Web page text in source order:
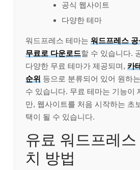
공식 웹사이트
다양한 테마
워드프레스 테마는 워드프레스
무료로 다운로드할 수 있습니다.
다양한 무료 테마가 제공되며, 카
순위 등으로 분류되어 있어 원하
수 있습니다. 무료 테마는 기능이
만, 웹사이트를 처음 시작하는 초
택이 될 수 있습니다.
유료 워드프레스
치 방법